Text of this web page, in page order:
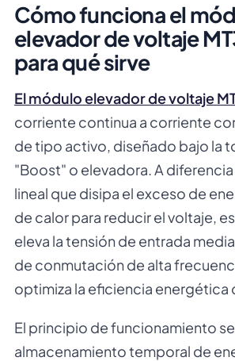
Cómo funciona el
elevador de voltaje
para qué sirve
El módulo elevador de voltaje
corriente continua a corriente
de tipo activo, diseñado bajo la
"Boost" o elevadora. A
lineal que disipa el exceso de
de calor para reducir el voltaje,
eleva la tensión de entrada
de conmutación de alta
optimiza la eficiencia energética
El principio de funcionamiento
almacenamiento temporal de